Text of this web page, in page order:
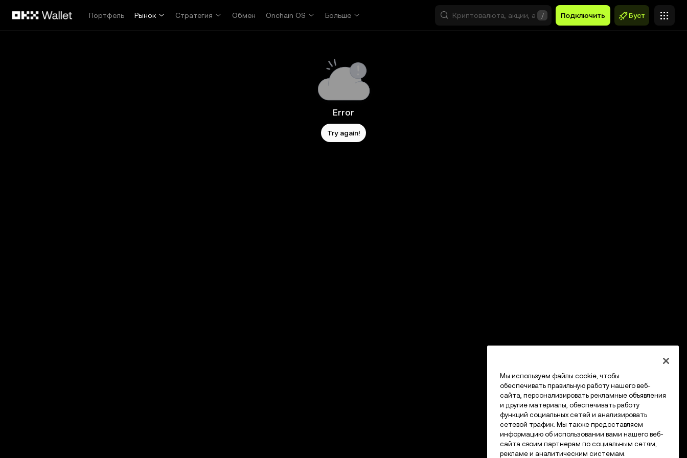
Портфель
Рынок Стратегия Обмен Onchain OS Больше / Подключить Буст
Error
Try again!
Мы используем файлы cookie, чтобы
обеспечивать правильную работу нашего веб-
сайта, персонализировать рекламные объявления
и другие материалы, обеспечивать работу
функций социальных сетей и анализировать
сетевой трафик. Мы также предоставляем
информацию об использовании вами нашего веб-
сайта своим партнерам по социальным сетям,
рекламе и аналитическим системам.